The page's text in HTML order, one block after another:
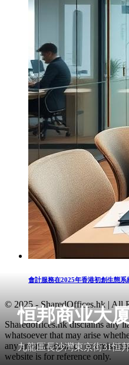
恒邦商业大
九龍區長沙灣東京街31恒
會計服務在2025年香港初創生態系
© 2025 - SharedOffices.hk | All
Sharedoffices.hk disclaims any
whatsoever that may arise
any error, inaccuracy or
website is for reference only.